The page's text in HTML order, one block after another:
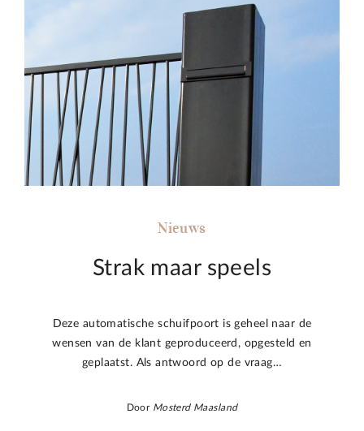
Nieuws
Strak maar speels
Deze automatische schuifpoort is geheel naar de
wensen van de klant geproduceerd, opgesteld en
geplaatst. Als antwoord op de vraag…
Door Mosterd Maasland